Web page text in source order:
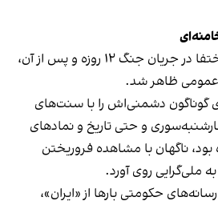
‫خامنه‌ای پس از ۲۲ روز اختفا در جریان جنگ ۱۲ روزه و پس از آن،
گوناگون دشمنی‌اش را با سنت‌های
و حتی تاریخ و نمادهای
ناگهان با مشاهده فروریختن
ملی‌گرایی روی آورد.
روزه نیز رسانه‌های حکومتی بارها از «ایران»،